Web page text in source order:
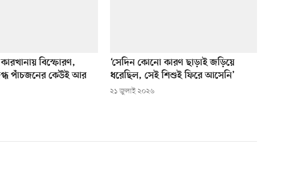
কারখানায় বিস্ফোরণ,
পাঁচজনের কেউই আর
‘সেদিন কোনো কারণ ছাড়াই জড়িয়ে
ধরেছিল, সেই শিশুই ফিরে আসেনি’
২১ জুলাই ২০২৬